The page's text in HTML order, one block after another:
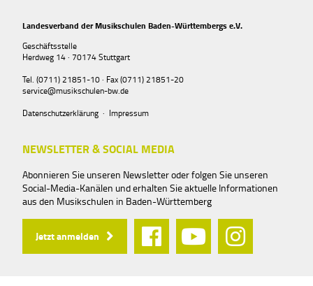
Landesverband der Musikschulen Baden-Württembergs e.V.
Geschäftsstelle
Herdweg 14 · 70174 Stuttgart
Tel. (0711) 21851-10 · Fax (0711) 21851-20
service@musikschulen-bw.de
Datenschutzerklärung · Impressum
NEWSLETTER & SOCIAL MEDIA
Abonnieren Sie unseren Newsletter oder folgen Sie unseren
Social-Media-Kanälen und erhalten Sie aktuelle Informationen
aus den Musikschulen in Baden-Württemberg
Jetzt anmelden